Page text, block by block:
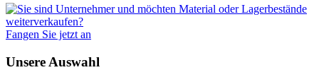
Fangen Sie jetzt an
Unsere Auswahl